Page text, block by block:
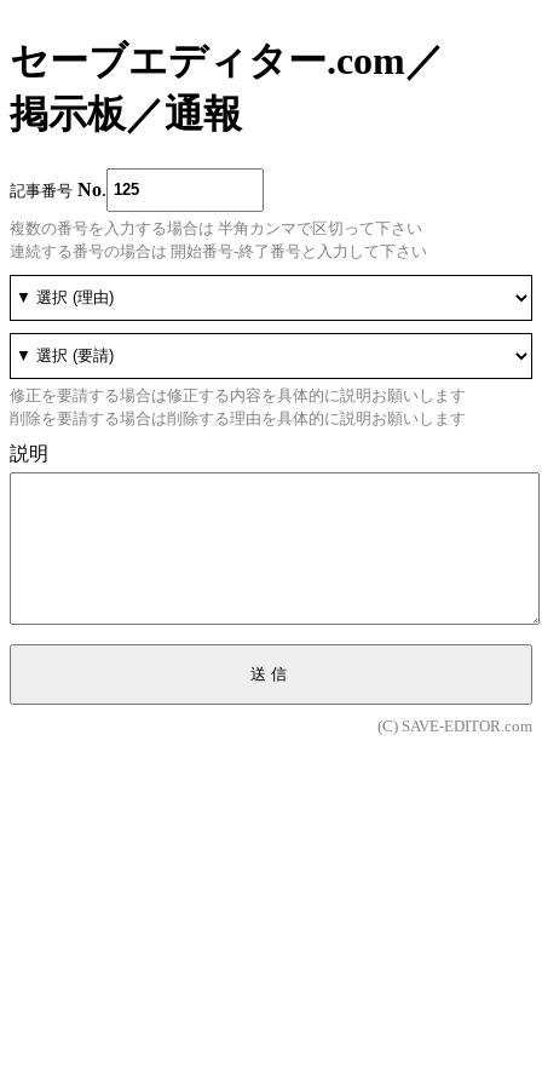
セーブエディター.com／
掲示板／通報
記事番号 No
複数の番号を入力する場合は 半角カンマで区切って下さい
連続する番号の場合は 開始番号-終了番号と入力して下さい
修正を要請する場合は修正する内容を具体的に説明お願いします
削除を要請する場合は削除する理由を具体的に説明お願いします
説明
送信
(C) SAVE-EDITOR.com